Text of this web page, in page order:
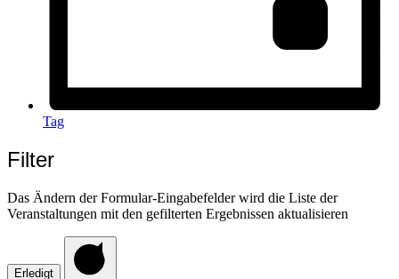
Tag
Filter
Das Ändern der Formular-Eingabefelder wird die Liste der
Veranstaltungen mit den gefilterten Ergebnissen aktualisieren
Erledigt